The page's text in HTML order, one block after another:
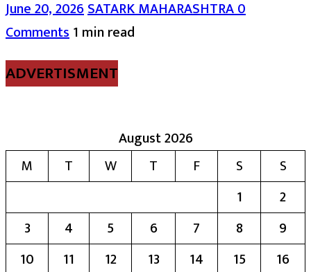
June 20, 2026SATARK MAHARASHTRA0
Comments1 min read
ADVERTISMENT
August 2026
M
T W T F S
S
1
2
3
4 5 6 7 8
9
10
11 12 13 14 15
16